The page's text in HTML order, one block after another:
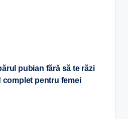
pubian fără să te răzi
pentru femei